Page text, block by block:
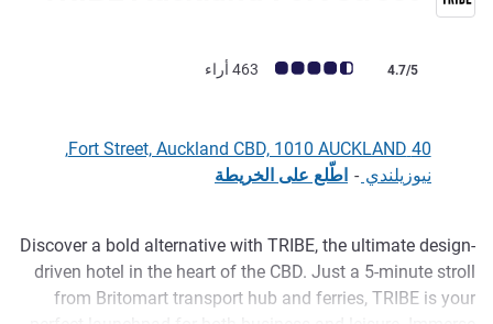
ملاحظة أراء العملاء (رأي ALL)
4.7/5 463 أراء
40 Fort Street, Auckland CBD, 1010 AUCKLAND,
نيوزيلندي - اطّلع على الخريطة
الوصف
Discover a bold alternative with TRIBE, the ultimate design-
driven hotel in the heart of the CBD. Just a 5-minute stroll
from Britomart transport hub and ferries, TRIBE is your